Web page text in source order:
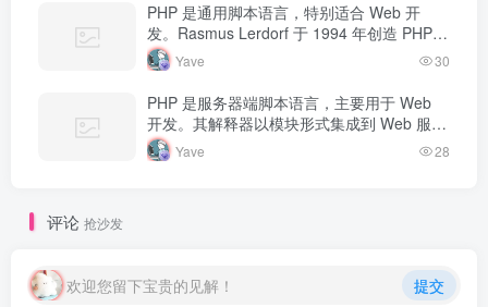
PHP 是通用脚本语言，特别适合 Web 开
发。Rasmus Lerdorf 于 1994 年创造 PHP，
最初用于追踪个人简历访问量。如今 PHP 驱
动…
Yave 30
PHP 是服务器端脚本语言，主要用于 Web
开发。其解释器以模块形式集成到 Web 服务
器中，当收到请求时执行 PHP 代码，生成动
态内容返回给客户端。
Yave 28
评论 抢沙发
欢迎您留下宝贵的见解！ 提交